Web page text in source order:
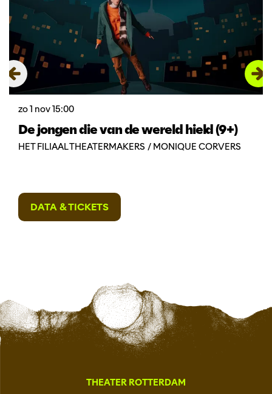
De jongen die van de wereld hield (9+)
HET FILIAAL THEATERMAKERS / MONIQUE CORVERS
zo 1 nov15:00
DATA & TICKETS
THEATER ROTTERDAM